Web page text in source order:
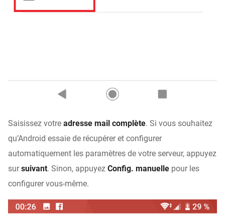
Saisissez votre adresse mail complète. Si vous souhaitez
qu’Android essaie de récupérer et configurer
automatiquement les paramètres de votre serveur, appuyez
sursuivant. Sinon, appuyez Config. manuelle pour les
configurer vous-même.